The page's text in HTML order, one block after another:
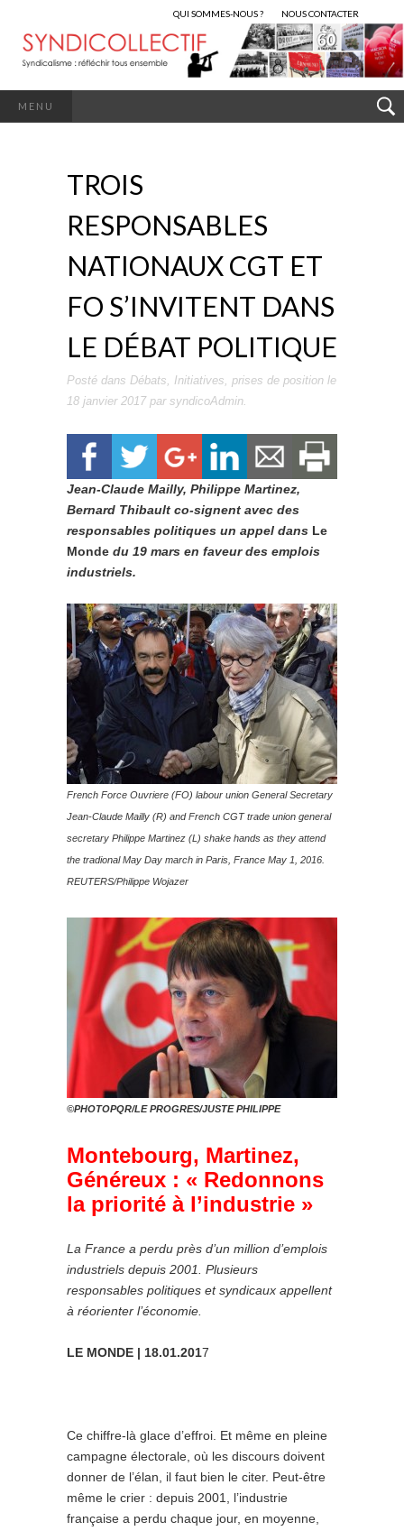
QUI SOMMES-NOUS ? NOUS CONTACTER
MENU
TROIS
RESPONSABLES
NATIONAUX CGT ET
FO S’INVITENT DANS
LE DÉBAT POLITIQUE
Posté dans Débats, Initiatives, prises de position le
18 janvier 2017par syndicoAdmin.
Jean-Claude Mailly, Philippe Martinez,
Bernard Thibault co-signent avec des
responsables politiques un appel dans Le
Monde du 19 mars en faveur des emplois
industriels.
French Force Ouvriere (FO) labour union General Secretary
Jean-Claude Mailly (R) and French CGT trade union general
secretary Philippe Martinez (L) shake hands as they attend
the tradional May Day march in Paris, France May 1, 2016.
REUTERS/Philippe Wojazer
©PHOTOPQR/LE PROGRES/JUSTE PHILIPPE
Montebourg, Martinez,
Généreux : « Redonnons
la priorité à l’industrie »
La France a perdu près d’un million d’emplois
industriels depuis 2001. Plusieurs
responsables politiques et syndicaux appellent
à réorienter l’économie.
LE MONDE | 18.01.2017
Ce chiffre-là glace d’effroi. Et même en pleine
campagne électorale, où les discours doivent
donner de l’élan, il faut bien le citer. Peut-être
même le crier : depuis 2001, l’industrie
française a perdu chaque jour, en moyenne,